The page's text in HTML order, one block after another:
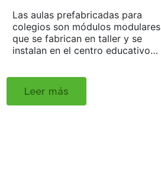
Las aulas prefabricadas para
colegios son módulos modulares
que se fabrican en taller y se
instalan en el centro educativo…
Leer más